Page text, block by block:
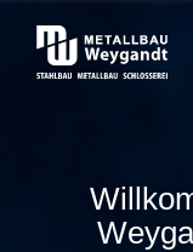
springen